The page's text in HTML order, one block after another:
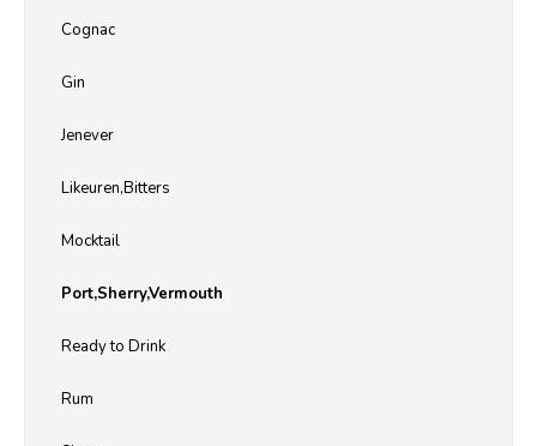
Cognac
Gin
Jenever
Likeuren,Bitters
Mocktail
Port,Sherry,Vermouth
Ready to Drink
Rum